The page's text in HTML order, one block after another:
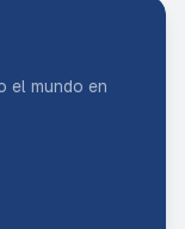
el mundo en